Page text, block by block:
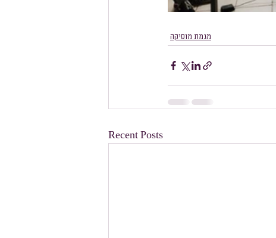
מגמת מוסיקה
Recent Posts